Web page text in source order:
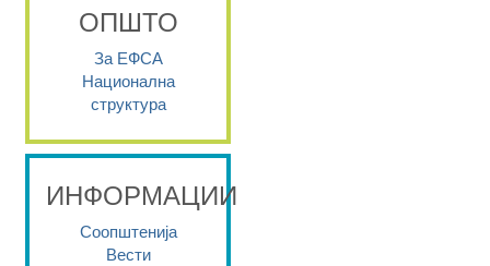
ОПШТО
За ЕФСА
Национална
структура
ИНФОРМАЦИИ
Соопштенија
Вести